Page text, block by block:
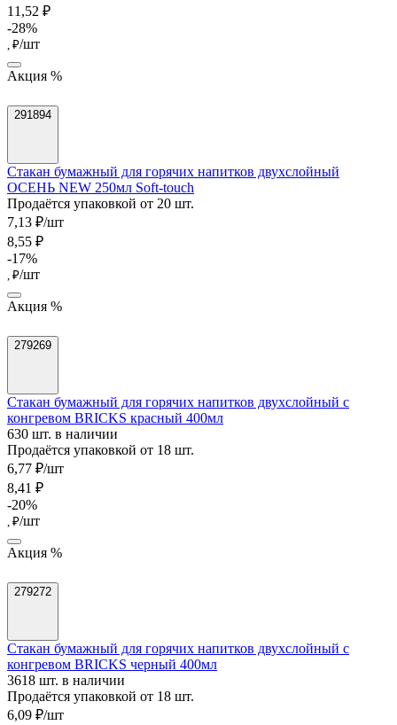
11,52 ₽
-28%
, ₽/шт
Акция %
291894
Стакан бумажный для горячих напитков двухслойный
ОСЕНЬ NEW 250мл Soft-touch
Продаётся упаковкой от 20 шт.
7,13 ₽/шт
8,55 ₽
-17%
, ₽/шт
Акция %
279269
Стакан бумажный для горячих напитков двухслойный с
конгревом BRICKS красный 400мл
630 шт. в наличии
Продаётся упаковкой от 18 шт.
6,77 ₽/шт
8,41 ₽
-20%
, ₽/шт
Акция %
279272
Стакан бумажный для горячих напитков двухслойный с
конгревом BRICKS черный 400мл
3618 шт. в наличии
Продаётся упаковкой от 18 шт.
6,09 ₽/шт